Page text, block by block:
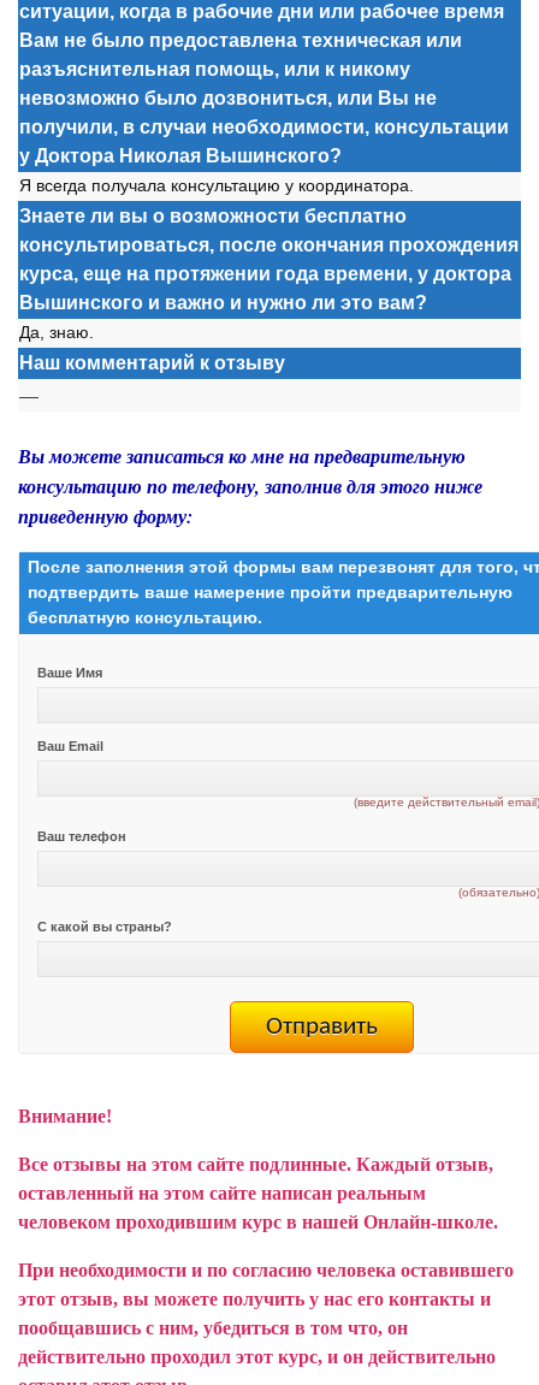
ситуации, когда в рабочие дни или рабочее время
Вам не было предоставлена техническая или
разъяснительная помощь, или к никому
невозможно было дозвониться, или Вы не
получили, в случаи необходимости, консультации
у Доктора Николая Вышинского?
Я всегда получала консультацию у координатора.
Знаете ли вы о возможности бесплатно
консультироваться, после окончания прохождения
курса, еще на протяжении года времени, у доктора
Вышинского и важно и нужно ли это вам?
Да, знаю.
Наш комментарий к отзыву
—
Вы можете записаться ко мне на предварительную
консультацию по телефону, заполнив для этого ниже
приведенную форму:
После заполнения этой формы вам перезвонят для того,
подтвердить ваше намерение пройти предварительную
бесплатную консультацию.
Ваше Имя
Ваш Email
(введите действительный
Ваш телефон
С какой вы страны?
Внимание!
Все отзывы на этом сайте подлинные. Каждый отзыв,
оставленный на этом сайте написан реальным
человеком проходившим курс в нашей Онлайн-школе.
При необходимости и по согласию человека оставившего
этот отзыв, вы можете получить у нас его контакты и
пообщавшись с ним, убедиться в том что, он
действительно проходил этот курс, и он действительно